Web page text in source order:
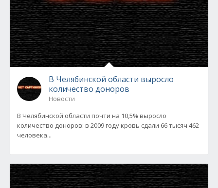
В Челябинской области выросло
количество доноров
Новости
В Челябинской области почти на 10,5% выросло
количество доноров: в 2009 году кровь сдали 66 тысяч 462
человека...